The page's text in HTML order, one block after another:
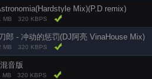
Mix)(P.D remix)
MB 320 KBPS
郎 - 冲动的惩罚(DJ阿亮 VinaHouse Mix)
MB 320 KBPS
音版
MB 320 KBPS